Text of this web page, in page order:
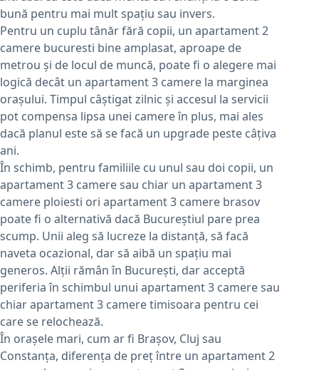
bună pentru mai mult spațiu sau invers.
Pentru un cuplu tânăr fără copii, un apartament 2
camere bucuresti bine amplasat, aproape de
metrou și de locul de muncă, poate fi o alegere mai
logică decât un apartament 3 camere la marginea
orașului. Timpul câștigat zilnic și accesul la servicii
pot compensa lipsa unei camere în plus, mai ales
dacă planul este să se facă un upgrade peste câțiva
ani.
În schimb, pentru familiile cu unul sau doi copii, un
apartament 3 camere sau chiar un apartament 3
camere ploiesti ori apartament 3 camere brasov
poate fi o alternativă dacă Bucureștiul pare prea
scump. Unii aleg să lucreze la distanță, să facă
naveta ocazional, dar să aibă un spațiu mai
generos. Alții rămân în București, dar acceptă
periferia în schimbul unui apartament 3 camere sau
chiar apartament 3 camere timisoara pentru cei
care se relochează.
În orașele mari, cum ar fi Brașov, Cluj sau
Constanța, diferența de preț între un apartament 2